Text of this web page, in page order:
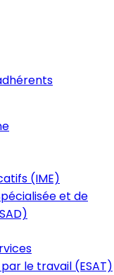
(IME)
et de
le travail (ESAT)